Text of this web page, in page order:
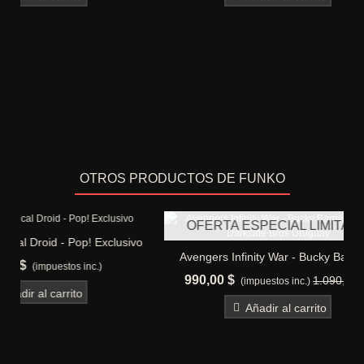
OTROS PRODUCTOS DE FUNKO
OFERTA ESPECIAL LIMITADA
Avengers Infinity War - Bucky Barnes -
Pop!
990,00 $ (impuestos inc.) 1.090,00 $